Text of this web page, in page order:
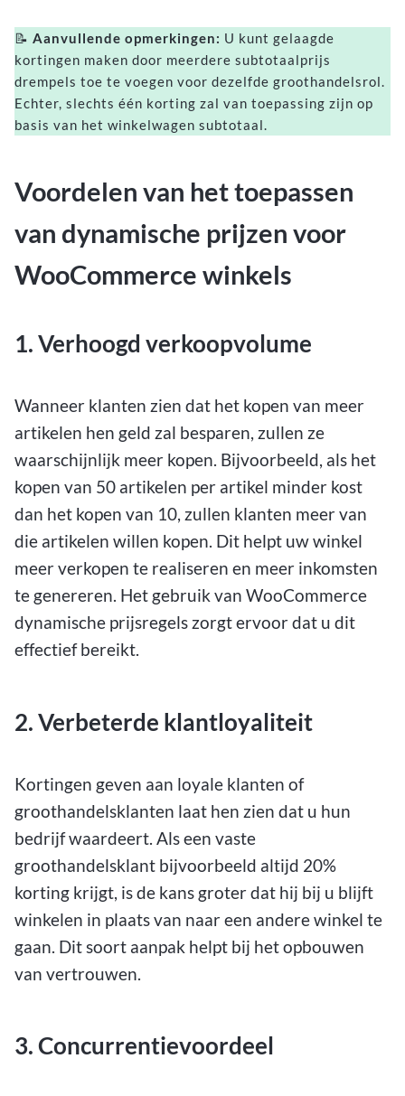
📝 Aanvullende opmerkingen: U kunt gelaagde
kortingen maken door meerdere subtotaalprijs
drempels toe te voegen voor dezelfde groothandelsrol.
Echter, slechts één korting zal van toepassing zijn op
basis van het winkelwagen subtotaal.
Voordelen van het toepassen
van dynamische prijzen voor
WooCommerce winkels
1. Verhoogd verkoopvolume
Wanneer klanten zien dat het kopen van meer
artikelen hen geld zal besparen, zullen ze
waarschijnlijk meer kopen. Bijvoorbeeld, als het
kopen van 50 artikelen per artikel minder kost
dan het kopen van 10, zullen klanten meer van
die artikelen willen kopen. Dit helpt uw winkel
meer verkopen te realiseren en meer inkomsten
te genereren. Het gebruik van WooCommerce
dynamische prijsregels zorgt ervoor dat u dit
effectief bereikt.
2. Verbeterde klantloyaliteit
Kortingen geven aan loyale klanten of
groothandelsklanten laat hen zien dat u hun
bedrijf waardeert. Als een vaste
groothandelsklant bijvoorbeeld altijd 20%
korting krijgt, is de kans groter dat hij bij u blijft
winkelen in plaats van naar een andere winkel te
gaan. Dit soort aanpak helpt bij het opbouwen
van vertrouwen.
3. Concurrentievoordeel